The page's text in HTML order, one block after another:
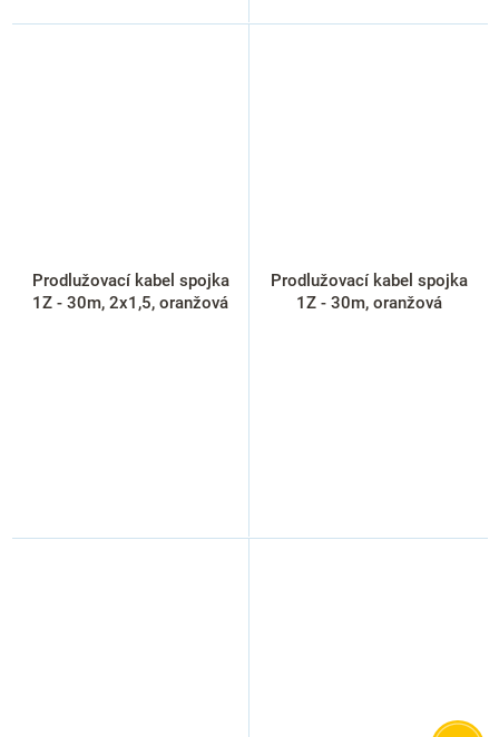
Prodlužovací kabel spojka
1Z - 30m, 2x1,5, oranžová
Prodlužovací kabel spojka
1Z - 30m, oranžová